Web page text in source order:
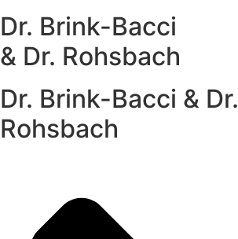
Dr. Brink-Bacci
& Dr. Rohsbach
Dr. Brink-Bacci & Dr.
Rohsbach